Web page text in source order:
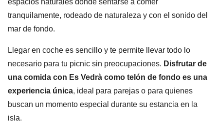
espacios naturales donde sentarse a comer
tranquilamente, rodeado de naturaleza y con el sonido del
mar de fondo.
Llegar en coche es sencillo y te permite llevar todo lo
necesario para tu picnic sin preocupaciones. Disfrutar de
una comida con Es Vedrà como telón de fondo es una
experiencia única, ideal para parejas o para quienes
buscan un momento especial durante su estancia en la
isla.